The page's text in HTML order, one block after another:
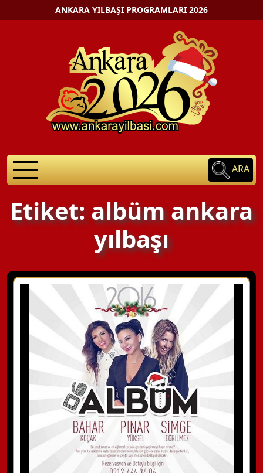
ANKARA YILBAŞI PROGRAMLARI 2026
ARA
Etiket: albüm ankara
yılbaşı